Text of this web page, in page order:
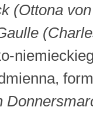
(Ottona